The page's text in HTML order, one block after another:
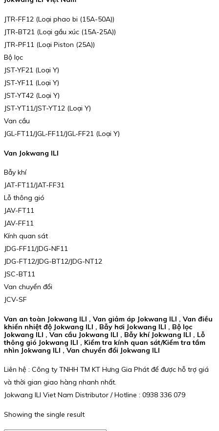
JTR-FF12 (Loại phao bi (15A-50A))
JTR-BT21 (Loại gầu xúc (15A-25A))
JTR-PF11 (Loại Piston (25A))
Bộ lọc
JST-YF21 (Loại Y)
JST-YF11 (Loại Y)
JST-YT42 (Loại Y)
JST-YT11/JST-YT12 (Loại Y)
Van cầu
JGL-FT11/JGL-FF11/JGL-FF21 (Loại Y)
Van Jokwang ILI
Bẫy khí
JAT-FT11/JAT-FF31
Lỗ thông gió
JAV-FT11
JAV-FF11
Kính quan sát
JDG-FF11/JDG-NF11
JDG-FT12/JDG-BT12/JDG-NT12
JSC-BT11
Van chuyển đổi
JCV-SF
Van an toàn Jokwang ILI , Van giảm áp Jokwang ILI , Van điều
khiển nhiệt độ Jokwang ILI , Bẫy hơi Jokwang ILI , Bộ lọc
Jokwang ILI , Van cầu Jokwang ILI , Bẫy khí Jokwang ILI , Lỗ
thông gió Jokwang ILI , Kiểm tra kính quan sát/Kiểm tra tầm
nhìn Jokwang ILI , Van chuyển đổi Jokwang ILI
Liên hệ : Công ty TNHH TM KT Hưng Gia Phát để được hỗ trợ giá
và thời gian giao hàng nhanh nhất.
Jokwang ILI Viet Nam Distributor / Hotline : 0938 336 079
Showing the single result